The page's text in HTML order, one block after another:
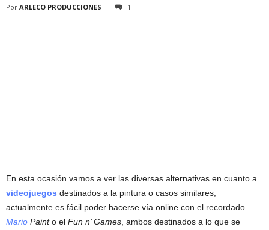
Por ARLECO PRODUCCIONES 1
En esta ocasión vamos a ver las diversas alternativas en cuanto a
videojuegos destinados a la pintura o casos similares,
actualmente es fácil poder hacerse vía online con el recordado
Mario Painto el Fun n’ Games , ambos destinados a lo que se